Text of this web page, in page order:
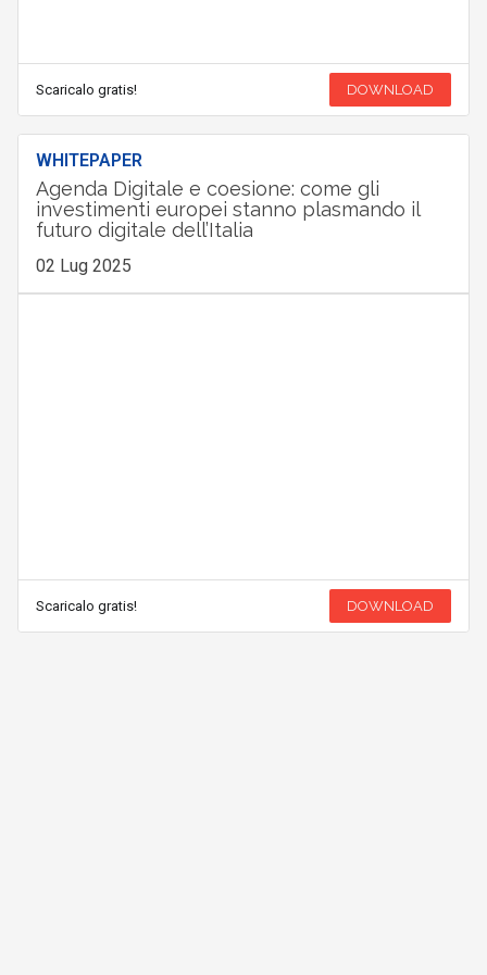
Scaricalo gratis! DOWNLOAD
WHITEPAPER
Agenda Digitale e coesione: come gli
investimenti europei stanno plasmando il
futuro digitale dell’Italia
02 Lug 2025
Scaricalo gratis! DOWNLOAD